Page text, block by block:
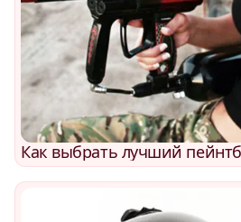
Как выбрать лучший